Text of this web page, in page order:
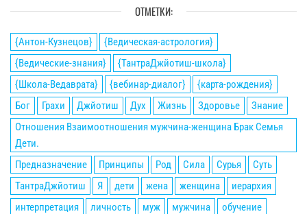
ОТМЕТКИ:
{Антон-Кузнецов}
{Ведическая-астрология}
{Ведические-знания}
{ТантраДжйотиш-школа}
{Школа-Ведаврата}
{вебинар-диалог}
{карта-рождения}
Бог
Грахи Джйотиш Дух Жизнь Здоровье
Знание
Отношения Взаимоотношения мужчина-женщина Брак Семья
Дети.
Предназначение
Принципы Род Сила Сурья
Суть
ТантраДжйотиш
Я дети жена женщина
иерархия
интерпретация
личность муж мужчина
обучение